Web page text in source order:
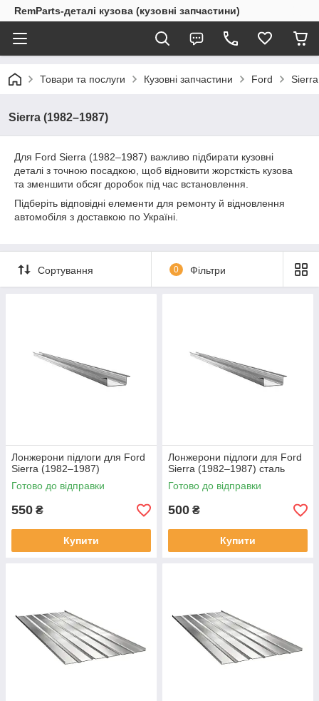
RemParts-деталі кузова (кузовні запчастини)
Товари та послуги Кузовні запчастини Ford
Sierra (1982–1987)
Для Ford Sierra (1982–1987) важливо підбирати кузовні
деталі з точною посадкою, щоб відновити жорсткість кузова
та зменшити обсяг доробок під час встановлення.
Підберіть відповідні елементи для ремонту й відновлення
автомобіля з доставкою по Україні.
Сортування 0 Фільтри
Лонжерони підлоги для Ford
Sierra (1982–1987)
Готово до відправки
550 ₴
Купити
Лонжерони підлоги для Ford
Sierra (1982–1987) сталь
Готово до відправки
500 ₴
Купити